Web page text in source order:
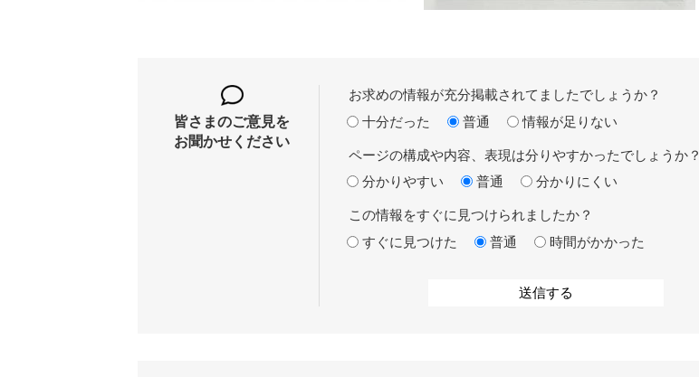
皆さまのご意見を
お聞かせください
お求めの情報が充分掲載されてましたでしょうか？
十分だった
普通 情報が足りない
ページの構成や内容、表現は分りやすかったでしょうか？
分かりやすい
普通 分かりにくい
この情報をすぐに見つけられましたか？
すぐに見つけた
普通 時間がかかった